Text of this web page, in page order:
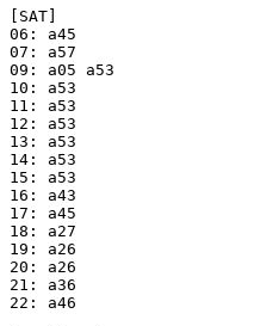
[SAT]
06: a45
07: a57
09: a05 a53
10: a53
11: a53
12: a53
13: a53
14: a53
15: a53
16: a43
17: a45
18: a27
19: a26
20: a26
21: a36
22: a46